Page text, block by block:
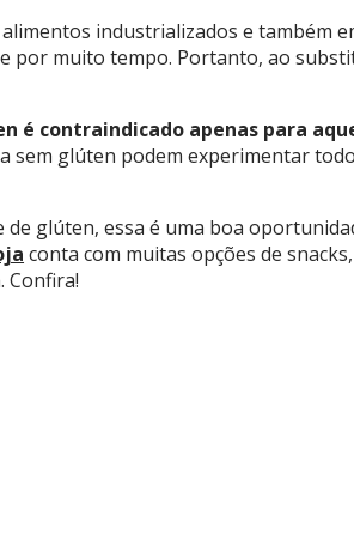
industrializados e também
por muito tempo. Portanto, ao
é contraindicado apenas para
glúten podem experimentar
glúten, essa é uma boa
conta com muitas opções de
Confira!